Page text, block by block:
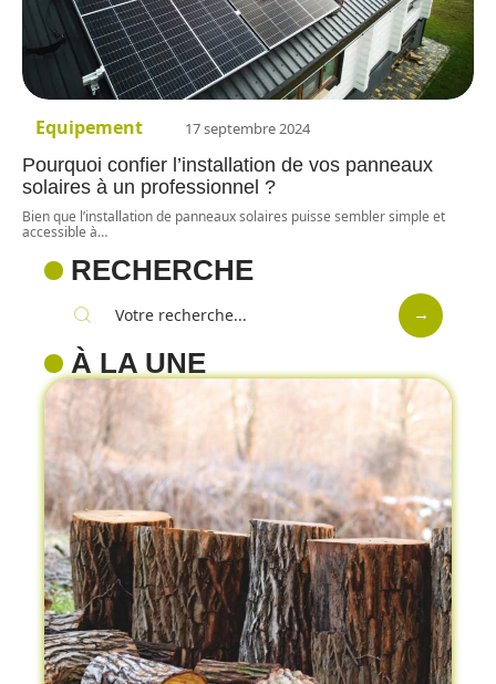
Equipement 17 septembre 2024
Pourquoi confier l’installation de vos panneaux
solaires à un professionnel ?
Bien que l’installation de panneaux solaires puisse sembler simple et
accessible à…
RECHERCHE
À LA UNE